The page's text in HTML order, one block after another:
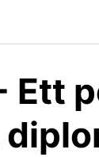
Ett